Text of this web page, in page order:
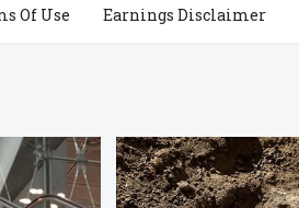
Of Use Earnings Disclaimer